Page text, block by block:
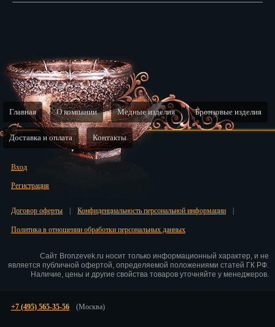
Главная О компании Медные изделия Бронзовые изделия
Доставка и оплата Контакты
Вход
Регистрация
Договор оферты Конфиденциальность персональной информации
Политика в отношении обработки персональных данных
Сайт Bronzevek.ru носит только информационный характер, и не
является публичной офертой, определяемой положениями статей ГК РФ.
Наличие, цены и другие свойства товаров уточняйте у менеджеров.
+7 (495) 565-35-56 (Москва)